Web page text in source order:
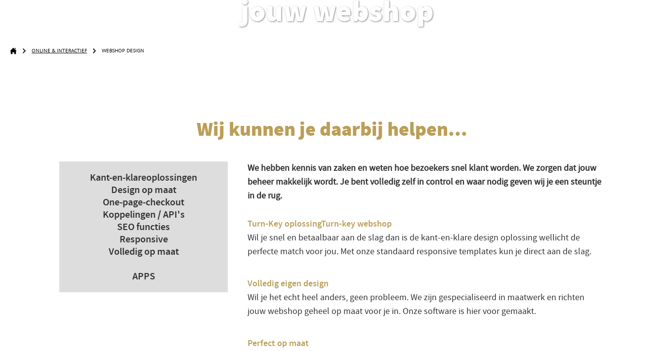
jouw webshop
ONLINE & INTERACTIEF WEBSHOP DESIGN
Wij kunnen je daarbij helpen...
Kant-en-klareoplossingen
Design op maat
One-page-checkout
Koppelingen / API's
SEO functies
Responsive
Volledig op maat
APPS
We hebben kennis van zaken en weten hoe bezoekers snel klant worden. We zorgen dat jouw
beheer makkelijk wordt. Je bent volledig zelf in control en waar nodig geven wij je een steuntje
in de rug.
Turn-Key oplossingTurn-key webshop
Wil je snel en betaalbaar aan de slag dan is de kant-en-klare design oplossing wellicht de
perfecte match voor jou. Met onze standaard responsive templates kun je direct aan de slag.
Volledig eigen design
Wil je het echt heel anders, geen probleem. We zijn gespecialiseerd in maatwerk en richten
jouw webshop geheel op maat voor je in. Onze software is hier voor gemaakt.
Perfect op maat